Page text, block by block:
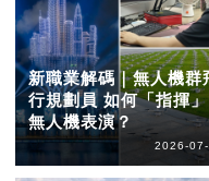
新職業解碼｜無人機群
行規劃員 如何「指揮」
無人機表演？
2026-